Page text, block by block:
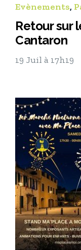
Evènements,
Retour sur
Cantaron
19 Juil à 17h19